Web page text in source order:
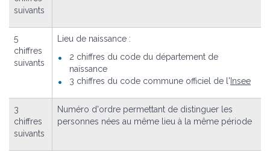
suivants
5
chiffres
suivants
Lieu de naissance :
2 chiffres du code du département de
naissance
3 chiffres du code commune officiel de l' Insee
3
chiffres
suivants
Numéro d'ordre permettant de distinguer les
personnes nées au même lieu à la même période